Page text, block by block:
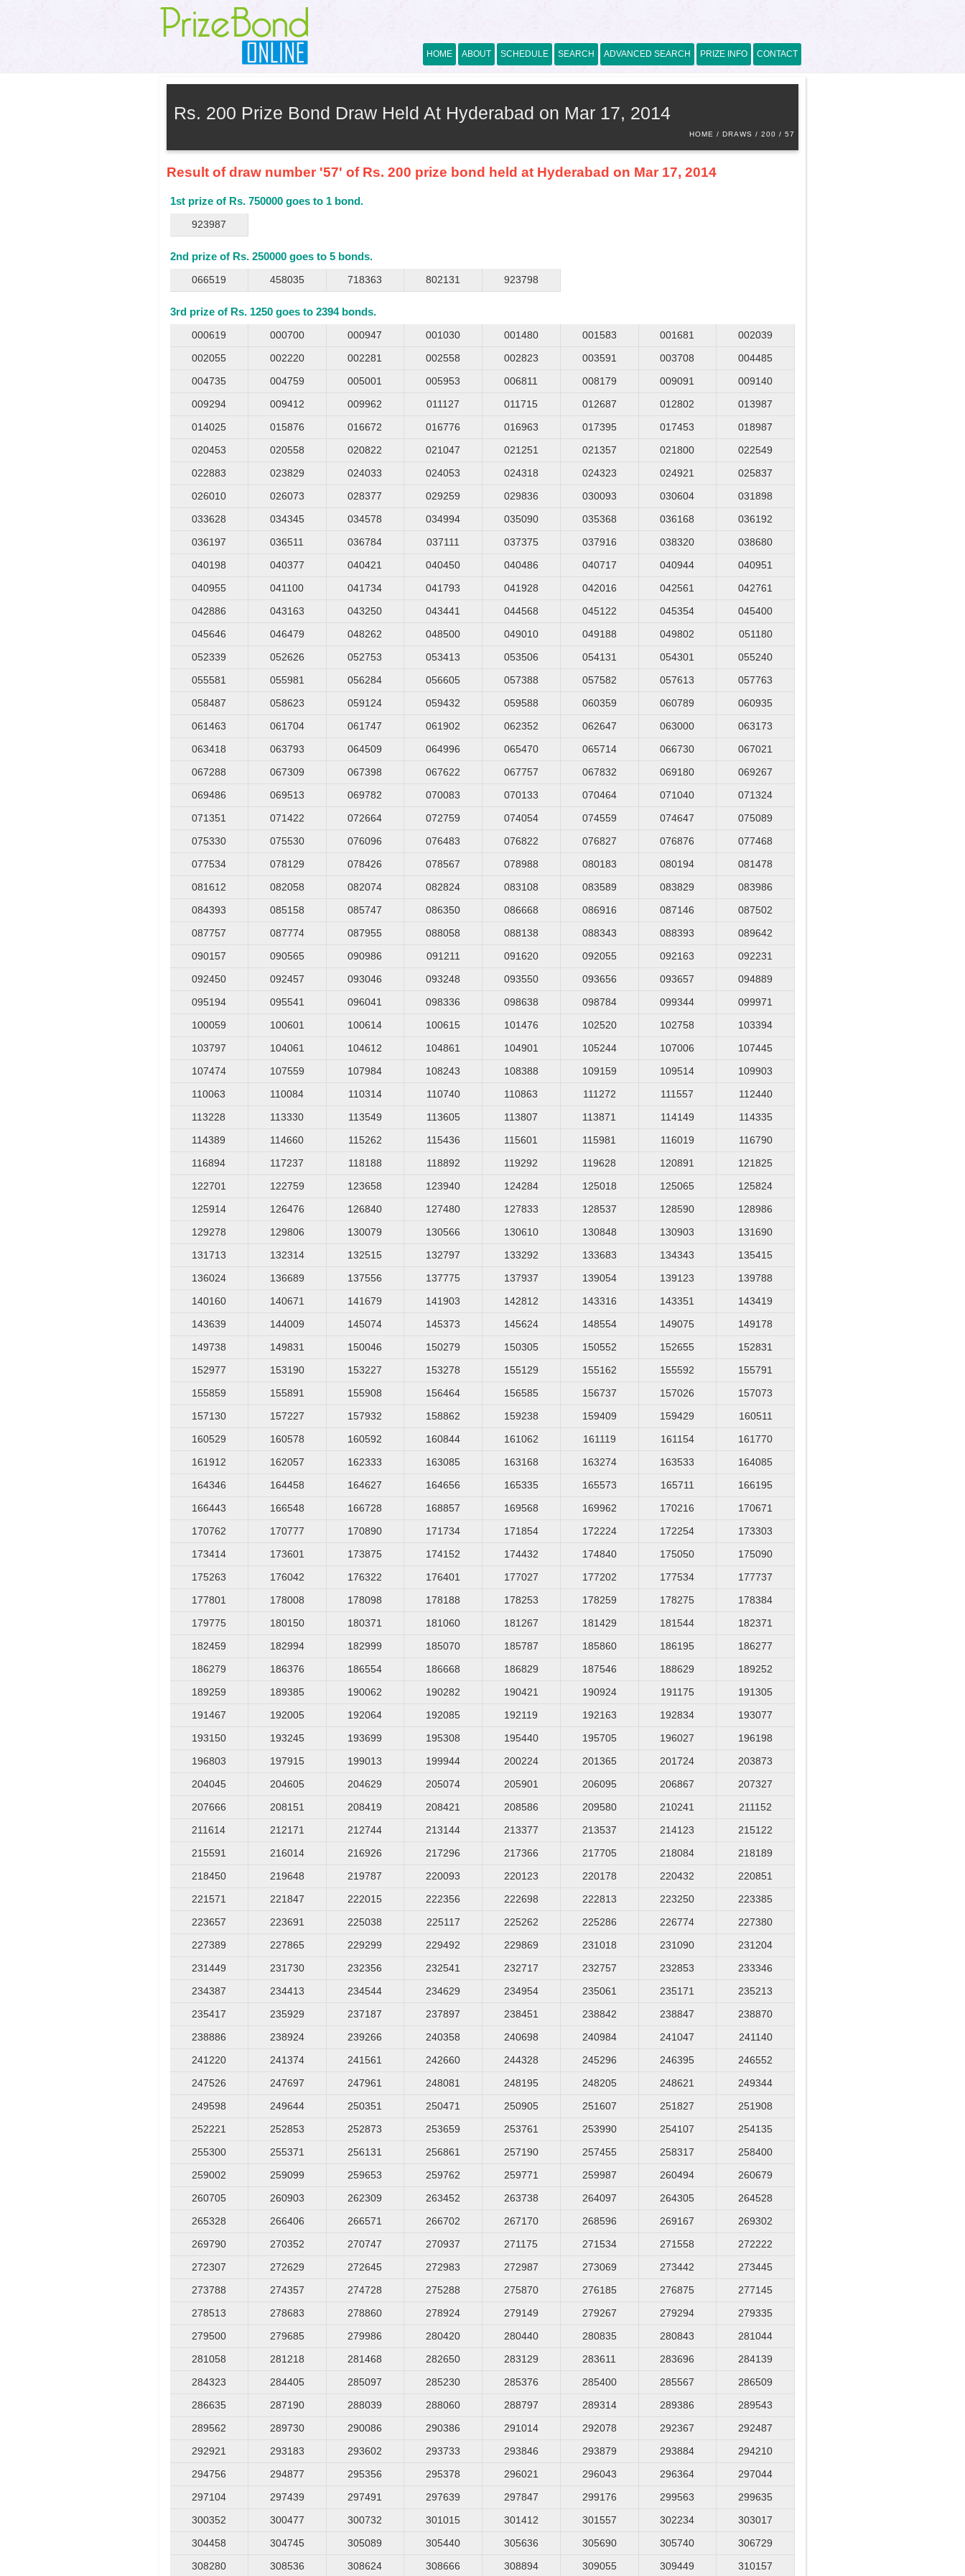
HOME ABOUT SCHEDULE SEARCH ADVANCED SEARCH PRIZE INFO CONTACT
Rs. 200 Prize Bond Draw Held At Hyderabad on Mar 17, 2014
HOME DRAWS 200 57
Result of draw number '57' of Rs. 200 prize bond held at Hyderabad on Mar 17, 2014
1st prize of Rs. 750000 goes to 1 bond.
923987
2nd prize of Rs. 250000 goes to 5 bonds.
066519 458035 718363 802131 923798
3rd prize of Rs. 1250 goes to 2394 bonds.
000619 000700 000947 001030 001480 001583 001681
002039
002055
002220 002281 002558 002823 003591 003708
004485
004735
004759 005001 005953 006811 008179 009091
009140
009294
009412 009962 011127 011715 012687 012802
013987
014025
015876 016672 016776 016963 017395 017453
018987
020453
020558 020822 021047 021251 021357 021800
022549
022883
023829 024033 024053 024318 024323 024921
025837
026010
026073 028377 029259 029836 030093 030604
031898
033628
034345 034578 034994 035090 035368 036168
036192
036197
036511 036784 037111 037375 037916 038320
038680
040198
040377 040421 040450 040486 040717 040944
040951
040955
041100 041734 041793 041928 042016 042561
042761
042886
043163 043250 043441 044568 045122 045354
045400
045646
046479 048262 048500 049010 049188 049802
051180
052339
052626 052753 053413 053506 054131 054301
055240
055581
055981 056284 056605 057388 057582 057613
057763
058487
058623 059124 059432 059588 060359 060789
060935
061463
061704 061747 061902 062352 062647 063000
063173
063418
063793 064509 064996 065470 065714 066730
067021
067288
067309 067398 067622 067757 067832 069180
069267
069486
069513 069782 070083 070133 070464 071040
071324
071351
071422 072664 072759 074054 074559 074647
075089
075330
075530 076096 076483 076822 076827 076876
077468
077534
078129 078426 078567 078988 080183 080194
081478
081612
082058 082074 082824 083108 083589 083829
083986
084393
085158 085747 086350 086668 086916 087146
087502
087757
087774 087955 088058 088138 088343 088393
089642
090157
090565 090986 091211 091620 092055 092163
092231
092450
092457 093046 093248 093550 093656 093657
094889
095194
095541 096041 098336 098638 098784 099344
099971
100059
100601 100614 100615 101476 102520 102758
103394
103797
104061 104612 104861 104901 105244 107006
107445
107474
107559 107984 108243 108388 109159 109514
109903
110063
110084 110314 110740 110863 111272 111557
112440
113228
113330 113549 113605 113807 113871 114149
114335
114389
114660 115262 115436 115601 115981 116019
116790
116894
117237 118188 118892 119292 119628 120891
121825
122701
122759 123658 123940 124284 125018 125065
125824
125914
126476 126840 127480 127833 128537 128590
128986
129278
129806 130079 130566 130610 130848 130903
131690
131713
132314 132515 132797 133292 133683 134343
135415
136024
136689 137556 137775 137937 139054 139123
139788
140160
140671 141679 141903 142812 143316 143351
143419
143639
144009 145074 145373 145624 148554 149075
149178
149738
149831 150046 150279 150305 150552 152655
152831
152977
153190 153227 153278 155129 155162 155592
155791
155859
155891 155908 156464 156585 156737 157026
157073
157130
157227 157932 158862 159238 159409 159429
160511
160529
160578 160592 160844 161062 161119 161154
161770
161912
162057 162333 163085 163168 163274 163533
164085
164346
164458 164627 164656 165335 165573 165711
166195
166443
166548 166728 168857 169568 169962 170216
170671
170762
170777 170890 171734 171854 172224 172254
173303
173414
173601 173875 174152 174432 174840 175050
175090
175263
176042 176322 176401 177027 177202 177534
177737
177801
178008 178098 178188 178253 178259 178275
178384
179775
180150 180371 181060 181267 181429 181544
182371
182459
182994 182999 185070 185787 185860 186195
186277
186279
186376 186554 186668 186829 187546 188629
189252
189259
189385 190062 190282 190421 190924 191175
191305
191467
192005 192064 192085 192119 192163 192834
193077
193150
193245 193699 195308 195440 195705 196027
196198
196803
197915 199013 199944 200224 201365 201724
203873
204045
204605 204629 205074 205901 206095 206867
207327
207666
208151 208419 208421 208586 209580 210241
211152
211614
212171 212744 213144 213377 213537 214123
215122
215591
216014 216926 217296 217366 217705 218084
218189
218450
219648 219787 220093 220123 220178 220432
220851
221571
221847 222015 222356 222698 222813 223250
223385
223657
223691 225038 225117 225262 225286 226774
227380
227389
227865 229299 229492 229869 231018 231090
231204
231449
231730 232356 232541 232717 232757 232853
233346
234387
234413 234544 234629 234954 235061 235171
235213
235417
235929 237187 237897 238451 238842 238847
238870
238886
238924 239266 240358 240698 240984 241047
241140
241220
241374 241561 242660 244328 245296 246395
246552
247526
247697 247961 248081 248195 248205 248621
249344
249598
249644 250351 250471 250905 251607 251827
251908
252221
252853 252873 253659 253761 253990 254107
254135
255300
255371 256131 256861 257190 257455 258317
258400
259002
259099 259653 259762 259771 259987 260494
260679
260705
260903 262309 263452 263738 264097 264305
264528
265328
266406 266571 266702 267170 268596 269167
269302
269790
270352 270747 270937 271175 271534 271558
272222
272307
272629 272645 272983 272987 273069 273442
273445
273788
274357 274728 275288 275870 276185 276875
277145
278513
278683 278860 278924 279149 279267 279294
279335
279500
279685 279986 280420 280440 280835 280843
281044
281058
281218 281468 282650 283129 283611 283696
284139
284323
284405 285097 285230 285376 285400 285567
286509
286635
287190 288039 288060 288797 289314 289386
289543
289562
289730 290086 290386 291014 292078 292367
292487
292921
293183 293602 293733 293846 293879 293884
294210
294756
294877 295356 295378 296021 296043 296364
297044
297104
297439 297491 297639 297847 299176 299563
299635
300352
300477 300732 301015 301412 301557 302234
303017
304458
304745 305089 305440 305636 305690 305740
306729
308280
308536 308624 308666 308894 309055 309449 310157